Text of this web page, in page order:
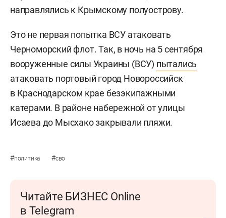
направлялись к Крымскому полуострову.
Это не первая попытка ВСУ атаковать
Черноморский флот. Так, в ночь на 5 сентября
вооруженные силы Украины (ВСУ) пытались
атаковать портовый город Новороссийск
в Краснодарском крае безэкипажными
катерами. В районе набережной от улицы
Исаева до Мысхако закрывали пляжи.
#политика #сво
Читайте БИЗНЕС Online
в Telegram